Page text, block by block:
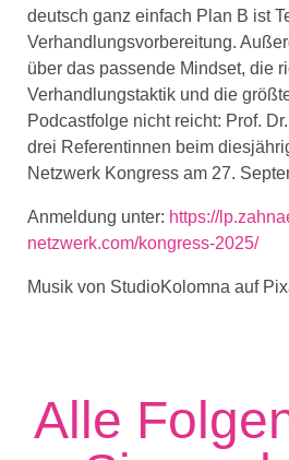
deutsch ganz einfach Plan B ist
Verhandlungsvorbereitung.
über das passende Mindset, die
Verhandlungstaktik und die
Podcastfolge nicht reicht: Prof.
drei Referentinnen beim
Netzwerk Kongress am 27.
Anmeldung unter: https://
netzwerk.com/kongress-2025/
Musik von StudioKolomna auf
Alle